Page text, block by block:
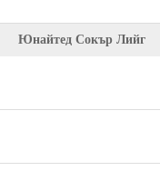
Юнайтед Сокър Лийг